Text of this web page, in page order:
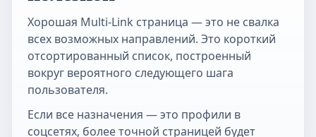
Хорошая Multi-Link страница — это не свалка
всех возможных направлений. Это короткий
отсортированный список, построенный
вокруг вероятного следующего шага
пользователя.
Если все назначения — это профили в
соцсетях, более точной страницей будет